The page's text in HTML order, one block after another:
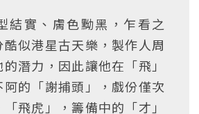
結實、膚色黝黑，乍看之
似港星古天樂，製作人周
潛力，因此讓他在「飛」
的「謝捕頭」，戲份僅次
飛虎」，籌備中的「才」